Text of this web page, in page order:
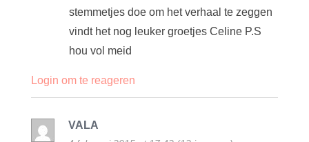
stemmetjes doe om het verhaal te zeggen
vindt het nog leuker groetjes Celine P.S
hou vol meid
Login om te reageren
VALA